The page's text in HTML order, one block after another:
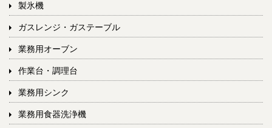
製氷機
ガスレンジ・ガステーブル
業務用オーブン
作業台・調理台
業務用シンク
業務用食器洗浄機